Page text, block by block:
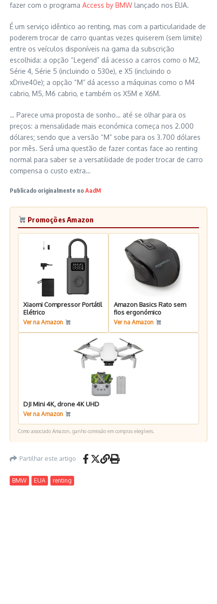
fazer com o programa Access by BMW lançado nos EUA.
É um serviço idêntico ao renting, mas com a particularidade de
poderem trocar de carro quantas vezes quiserem (sem limite)
entre os veículos disponíveis na gama da subscrição
escolhida: a opção “Legend” dá acesso a carros como o M2,
Série 4, Série 5 (incluindo o 530e), e X5 (incluindo o
xDrive40e); a opção “M” dá acesso a máquinas como o M4
cabrio, M5, M6 cabrio, e também os X5M e X6M.
… Parece uma proposta de sonho… até se olhar para os
preços: a mensalidade mais económica começa nos 2.000
dólares; sendo que a versão “M” sobe para os 3.700 dólares
por mês. Será uma questão de fazer contas face ao renting
normal para saber se a versatilidade de poder trocar de carro
compensa o custo extra…
Publicado originalmente no AadM
Promoções Amazon
Xiaomi Compressor Portátil
Elétrico
Ver na Amazon
Amazon Basics Rato sem
fios ergonómico
Ver na Amazon
DJI Mini 4K, drone 4K UHD
Ver na Amazon
Como associado Amazon, ganho comissão em compras elegíveis.
Partilhar este artigo
BMW EUA renting